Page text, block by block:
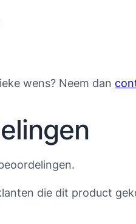
wens? Neem dan
die dit product